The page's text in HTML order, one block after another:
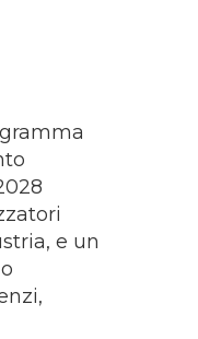
e un